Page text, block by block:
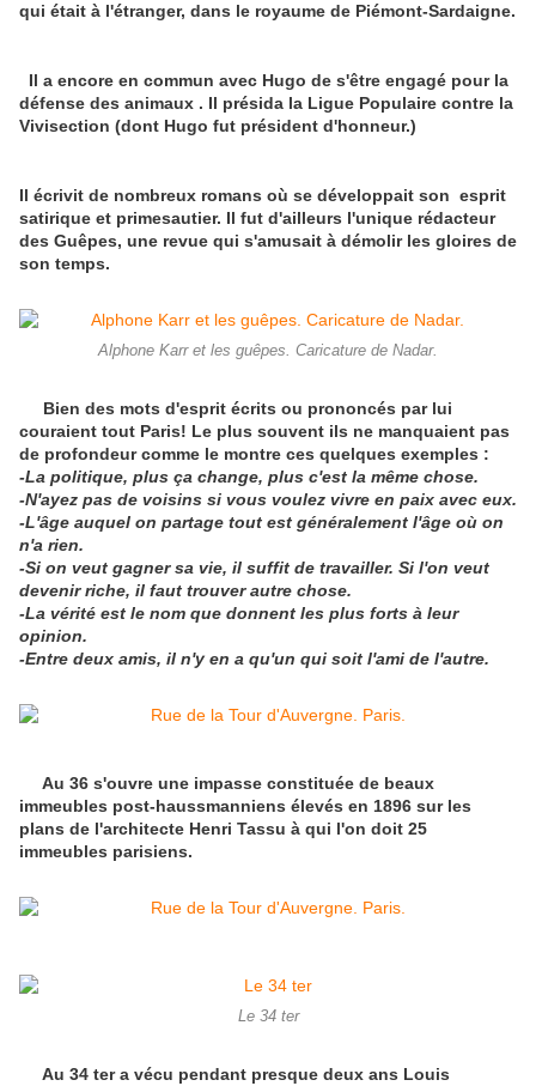
qui était à l'étranger, dans le royaume de Piémont-Sardaigne.
Il a encore en commun avec Hugo de s'être engagé pour la
défense des animaux . Il présida la Ligue Populaire contre la
Vivisection (dont Hugo fut président d'honneur.)
Il écrivit de nombreux romans où se développait son esprit
satirique et primesautier. Il fut d'ailleurs l'unique rédacteur
des Guêpes, une revue qui s'amusait à démolir les gloires de
son temps.
Alphone Karr et les guêpes. Caricature de Nadar.
Bien des mots d'esprit écrits ou prononcés par lui
couraient tout Paris! Le plus souvent ils ne manquaient pas
de profondeur comme le montre ces quelques exemples :
-La politique, plus ça change, plus c'est la même chose.
-N'ayez pas de voisins si vous voulez vivre en paix avec eux.
-L'âge auquel on partage tout est généralement l'âge où on
n'a rien.
-Si on veut gagner sa vie, il suffit de travailler. Si l'on veut
devenir riche, il faut trouver autre chose.
-La vérité est le nom que donnent les plus forts à leur
opinion.
-Entre deux amis, il n'y en a qu'un qui soit l'ami de l'autre.
Au 36 s'ouvre une impasse constituée de beaux
immeubles post-haussmanniens élevés en 1896 sur les
plans de l'architecte Henri Tassu à qui l'on doit 25
immeubles parisiens.
Le 34 ter
Au 34 ter a vécu pendant presque deux ans Louis